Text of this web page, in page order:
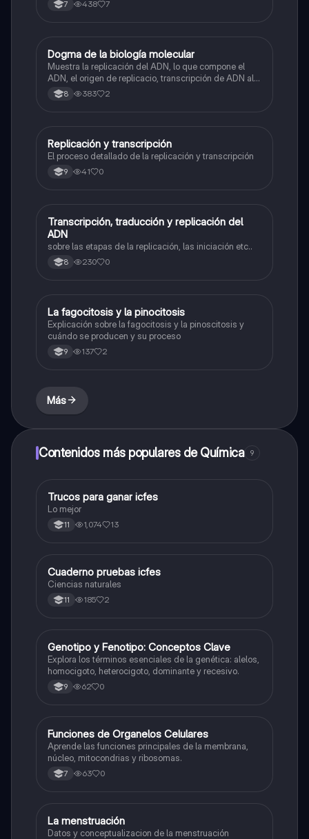
7 438 7
Biologia
Dogma de la biología molecular
Muestra la replicación del ADN, lo que compone el
ADN, el origen de replicacio, transcripción de ADN al
ARN y traducción de ARN a proteína.
8 383 2
Biologia
Replicación y transcripción
El proceso detallado de la replicación y transcripción
9 41 0
Biologia
Transcripción, traducción y replicación del
ADN
sobre las etapas de la replicación, las iniciación etc..
8 230 0
Biologia
La fagocitosis y la pinocitosis
Explicación sobre la fagocitosis y la pinoscitosis y
cuándo se producen y su proceso
9 137 2
Más
Contenidos más populares de Química 9
Química
Trucos para ganar icfes
Lo mejor
11 1,074 13
Biologia
Cuaderno pruebas icfes
Ciencias naturales
11 185 2
GBiologia
Genotipo y Fenotipo: Conceptos Clave
Explora los términos esenciales de la genética: alelos,
homocigoto, heterocigoto, dominante y recesivo.
9 62 0
FBiologia
Funciones de Organelos Celulares
Aprende las funciones principales de la membrana,
núcleo, mitocondrias y ribosomas.
7 63 0
Biologia
La menstruación
Datos y conceptualizacion de la menstruación